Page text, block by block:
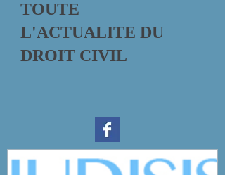
TOUTE
L'ACTUALITE DU
DROIT CIVIL